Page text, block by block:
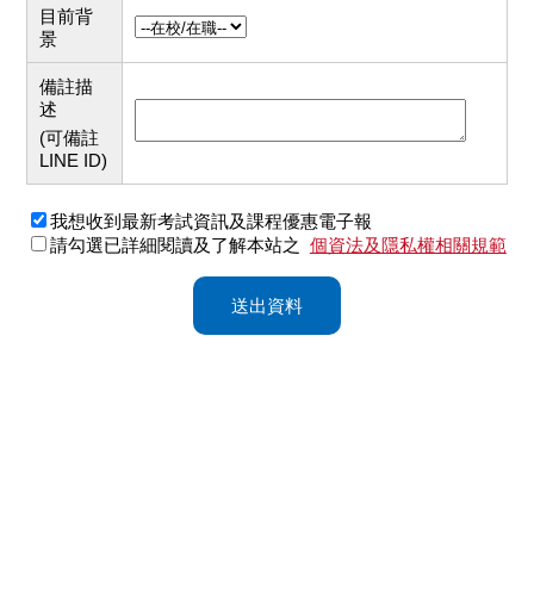
目前背
景
備註描
述
(可備註
LINE ID)
我想收到最新考試資訊及課程優惠電子報
請勾選已詳細閱讀及了解本站之 個資法及隱私權相關規範
送出資料